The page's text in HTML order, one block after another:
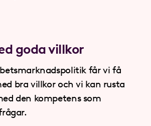
goda villkor
får vi få
bra villkor och vi kan rusta
den kompetens som